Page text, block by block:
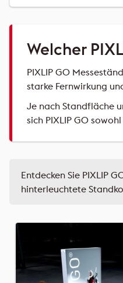
Welcher
PIXLIP GO
starke Fernwirkung
Je nach Standfläche
sich PIXLIP GO
Entdecken Sie PIXLIP
hinterleuchtete